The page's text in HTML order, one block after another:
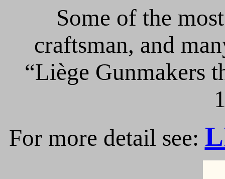
Some of the
craftsman, and
“Liège Gunmakers
For more detail see: